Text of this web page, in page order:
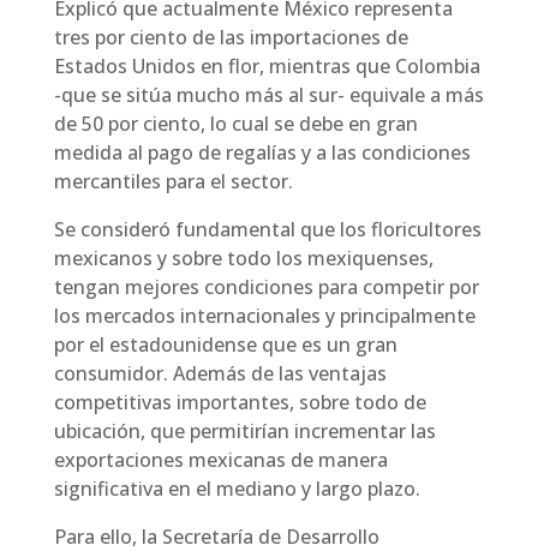
Explicó que actualmente México representa
tres por ciento de las importaciones de
Estados Unidos en flor, mientras que Colombia
-que se sitúa mucho más al sur- equivale a más
de 50 por ciento, lo cual se debe en gran
medida al pago de regalías y a las condiciones
mercantiles para el sector.
Se consideró fundamental que los floricultores
mexicanos y sobre todo los mexiquenses,
tengan mejores condiciones para competir por
los mercados internacionales y principalmente
por el estadounidense que es un gran
consumidor. Además de las ventajas
competitivas importantes, sobre todo de
ubicación, que permitirían incrementar las
exportaciones mexicanas de manera
significativa en el mediano y largo plazo.
Para ello, la Secretaría de Desarrollo